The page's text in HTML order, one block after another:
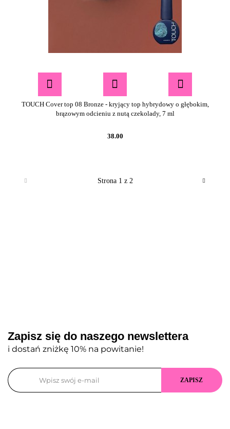
TOUCH Cover top 08 Bronze - kryjący top hybrydowy o głębokim,
brązowym odcieniu z nutą czekolady, 7 ml
38.00
Zapisz się do naszego newslettera
i dostań zniżkę 10% na powitanie!